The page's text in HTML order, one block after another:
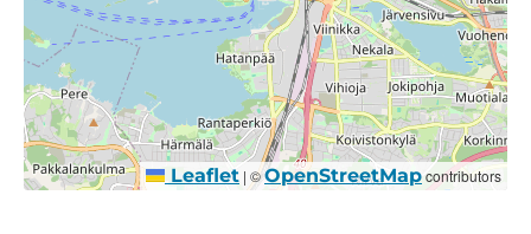
Leaflet | ©OpenStreetMapcontributors